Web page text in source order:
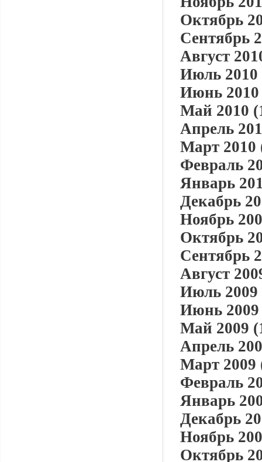
Октябрь
Сентябрь
Август
Июль 2010
Июнь 2010
Май 2010
Апрель
Март 2010
Февраль
Январь
Декабрь
Ноябрь
Октябрь
Сентябрь
Август
Июль 2009
Июнь 2009
Май 2009
Апрель
Март 2009
Февраль
Январь
Декабрь
Ноябрь
Октябрь